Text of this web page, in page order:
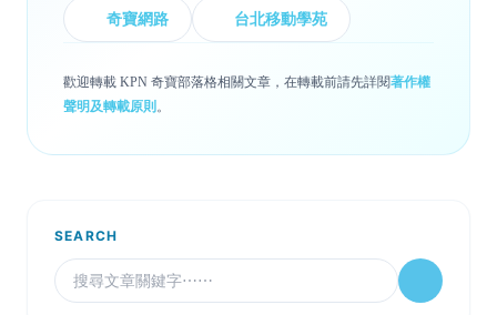
奇寶網路 台北移動學苑
歡迎轉載 KPN 奇寶部落格相關文章，在轉載前請先詳閱著作權
聲明及轉載原則 。
SEARCH